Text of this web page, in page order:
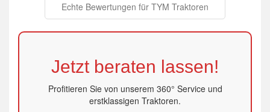
Echte Bewertungen für TYM Traktoren
Jetzt beraten lassen!
Profitieren Sie von unserem 360° Service und
erstklassigen Traktoren.